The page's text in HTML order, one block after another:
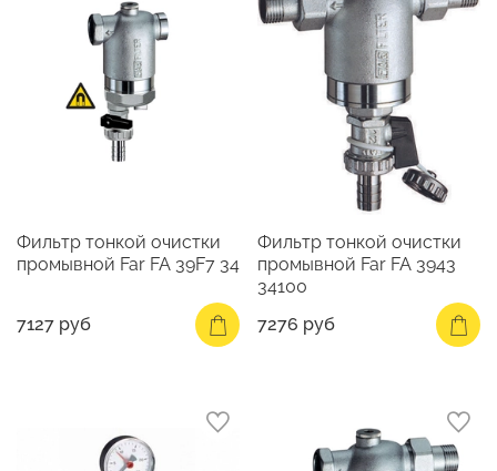
Фильтр тонкой очистки
промывной Far FA 39F7 34
7127 руб
Фильтр тонкой очистки
промывной Far FA 3943
34100
7276 руб